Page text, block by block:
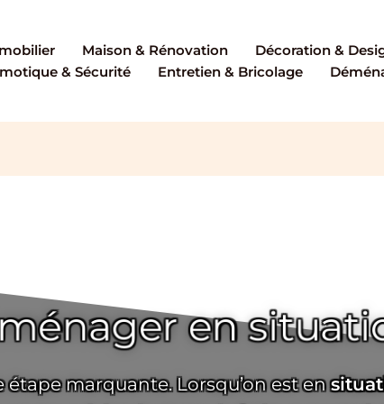
Maison & Rénovation Décoration &
& Sécurité
Entretien & Bricolage
en
marquante. Lorsqu’on est en